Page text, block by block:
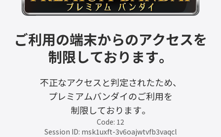
ご利用の端末からのアクセスを
制限しております。
不正なアクセスと判定されたため、
プレミアムバンダイのご利用を
制限しております。
Code: 12
Session ID: msk1uxft-3v6oajwtvfb3vaqcl